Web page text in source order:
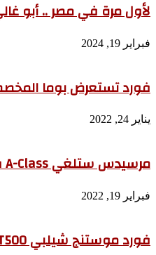
لأول مرة في مصر .. أبو
فبراير 19, 2024
فورد تستعرض بوما المخصصة
يناير 24, 2022
مرسيدس ستلغي A-Class في جميع الأسواق بعد انتهاء الجيل الحالي
فبراير 19, 2022
فورد موستنج شيلبي GT500 تحصل على نسخة ليجو بهذا السعر